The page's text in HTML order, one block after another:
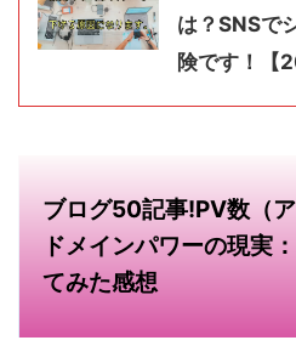
は？SNSで
険です！【
ブログ50記事!PV数（ア
ドメインパワーの現実
てみた感想